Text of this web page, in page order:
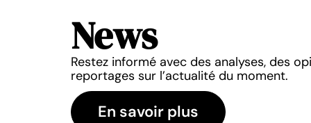
News
Restez informé avec des analyses, des
reportages sur l’actualité du moment.
En savoir plus
: tendances et
pour l’avenir
Couleur cuisine
Quelle sera la meilleure
pour votre cuisine